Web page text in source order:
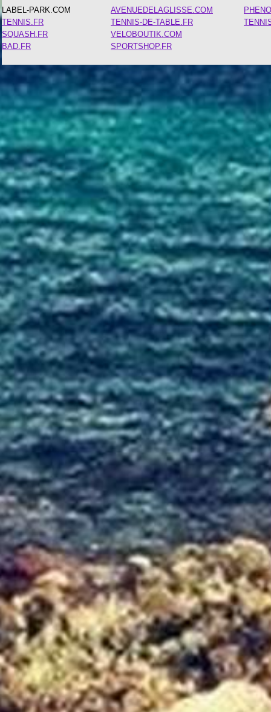
LABEL-PARK.COM
TENNIS.FR
SQUASH.FR
BAD.FR
AVENUEDELAGLISSE.COM
TENNIS-DE-TABLE.FR
VELOBOUTIK.COM
SPORTSHOP.FR